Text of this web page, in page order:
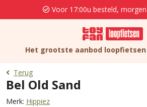
Voor 17:00u besteld,
Het grootste aanbod loopfietsen
Terug
Bel Old Sand
Merk: Hippiez